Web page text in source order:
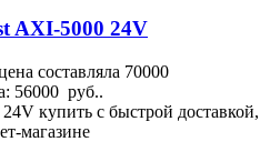
AXI-5000 24V
составляла 70000
56000 руб..
купить с быстрой доставкой,
магазине